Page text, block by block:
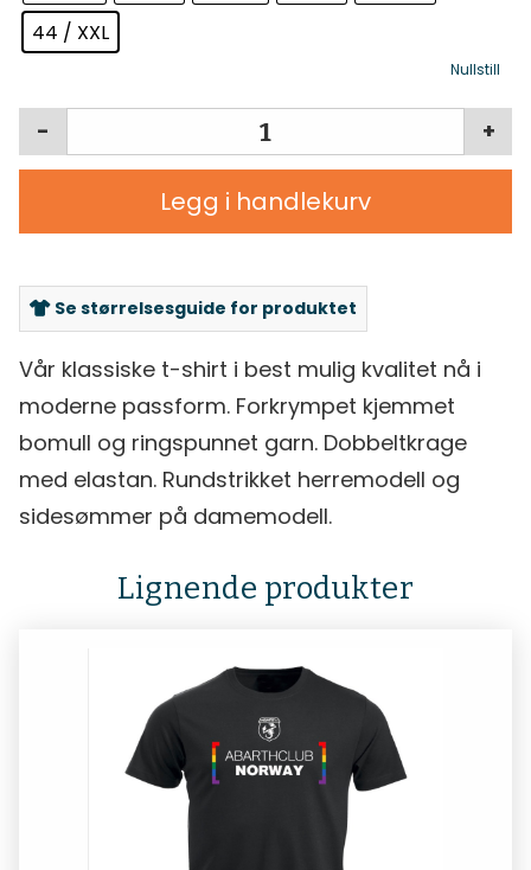
44 / XXL
Nullstill
+
-
Legg i handlekurv
Se størrelsesguide for produktet
Vår klassiske t-shirt i best mulig kvalitet nå i
moderne passform. Forkrympet kjemmet
bomull og ringspunnet garn. Dobbeltkrage
med elastan. Rundstrikket herremodell og
sidesømmer på damemodell.
Lignende produkter